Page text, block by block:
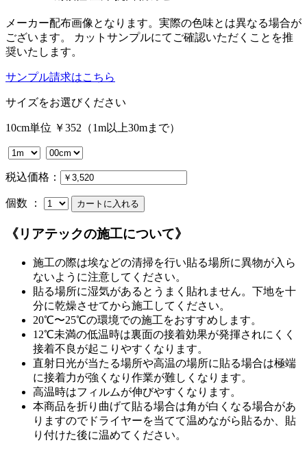
メーカー配布画像となります。実際の色味とは異なる場合が
ございます。 カットサンプルにてご確認いただくことを推
奨いたします。
サンプル請求はこちら
サイズをお選びください
10cm単位 ￥352（1m以上30mまで）
税込価格：
個数 ：
《リアテックの施工について》
施工の際は埃などの清掃を行い貼る場所に異物が入ら
ないように注意してください。
貼る場所に湿気があるとうまく貼れません。下地を十
分に乾燥させてから施工してください。
20℃〜25℃の環境での施工をおすすめします。
12℃未満の低温時は裏面の接着効果が発揮されにくく
接着不良が起こりやすくなります。
直射日光が当たる場所や高温の場所に貼る場合は極端
に接着力が強くなり作業が難しくなります。
高温時はフィルムが伸びやすくなります。
本商品を折り曲げて貼る場合は角が白くなる場合があ
りますのでドライヤーを当てて温めながら貼るか、貼
り付けた後に温めてください。